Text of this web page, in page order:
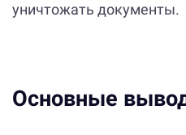
уничтожать документы.
Основные